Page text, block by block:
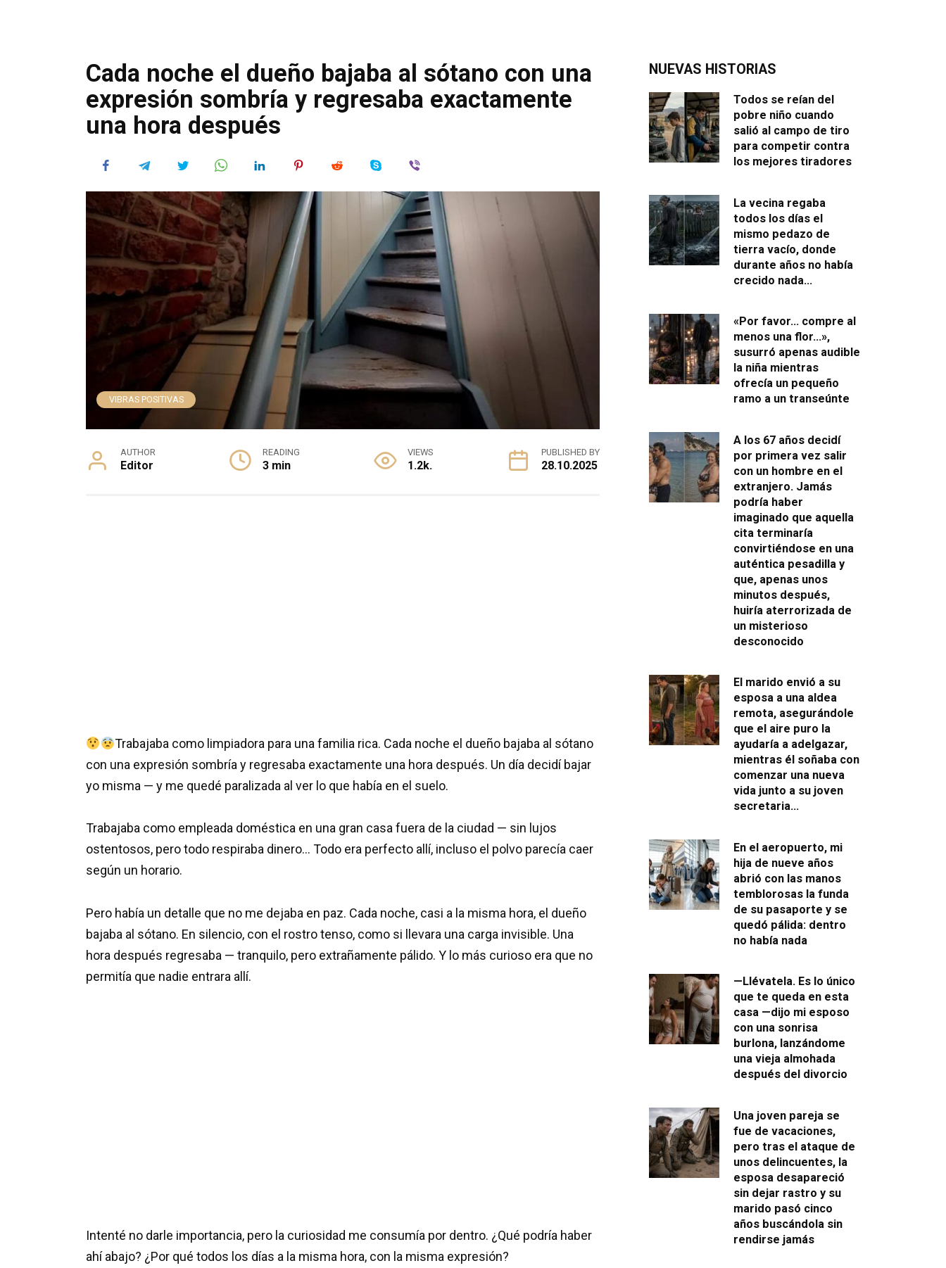
Cada noche el dueño bajaba al sótano con una
expresión sombría y regresaba exactamente
una hora después
VIBRAS POSITIVAS
AUTHOR
Editor
READING
3 min
VIEWS
1.2k.
PUBLISHED BY
28.10.2025
Trabajaba como limpiadora para una familia rica. Cada noche el dueño bajaba al sótano
con una expresión sombría y regresaba exactamente una hora después. Un día decidí bajar
yo misma — y me quedé paralizada al ver lo que había en el suelo.
Trabajaba como empleada doméstica en una gran casa fuera de la ciudad — sin lujos
ostentosos, pero todo respiraba dinero… Todo era perfecto allí, incluso el polvo parecía caer
según un horario.
Pero había un detalle que no me dejaba en paz. Cada noche, casi a la misma hora, el dueño
bajaba al sótano. En silencio, con el rostro tenso, como si llevara una carga invisible. Una
hora después regresaba — tranquilo, pero extrañamente pálido. Y lo más curioso era que no
permitía que nadie entrara allí.
Intenté no darle importancia, pero la curiosidad me consumía por dentro. ¿Qué podría haber
ahí abajo? ¿Por qué todos los días a la misma hora, con la misma expresión?
NUEVAS HISTORIAS
Todos se reían del
pobre niño cuando
salió al campo de tiro
para competir contra
los mejores tiradores
La vecina regaba
todos los días el
mismo pedazo de
tierra vacío, donde
durante años no había
crecido nada…
«Por favor… compre al
menos una flor…»,
susurró apenas audible
la niña mientras
ofrecía un pequeño
ramo a un transeúnte
A los 67 años decidí
por primera vez salir
con un hombre en el
extranjero. Jamás
podría haber
imaginado que aquella
cita terminaría
convirtiéndose en una
auténtica pesadilla y
que, apenas unos
minutos después,
huiría aterrorizada de
un misterioso
desconocido
El marido envió a su
esposa a una aldea
remota, asegurándole
que el aire puro la
ayudaría a adelgazar,
mientras él soñaba con
comenzar una nueva
vida junto a su joven
secretaria…
En el aeropuerto, mi
hija de nueve años
abrió con las manos
temblorosas la funda
de su pasaporte y se
quedó pálida: dentro
no había nada
—Llévatela. Es lo único
que te queda en esta
casa —dijo mi esposo
con una sonrisa
burlona, lanzándome
una vieja almohada
después del divorcio
Una joven pareja se
fue de vacaciones,
pero tras el ataque de
unos delincuentes, la
esposa desapareció
sin dejar rastro y su
marido pasó cinco
años buscándola sin
rendirse jamás